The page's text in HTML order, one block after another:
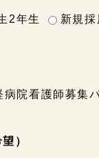
2年生 新規
病院看護師募集
）